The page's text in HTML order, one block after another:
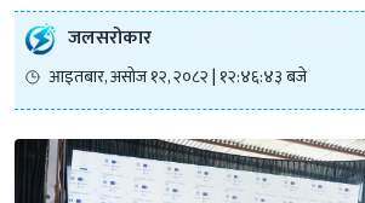
जलसरोकार
आइतबार, असोज १२, २०८२ | १२:४६:४३ बजे